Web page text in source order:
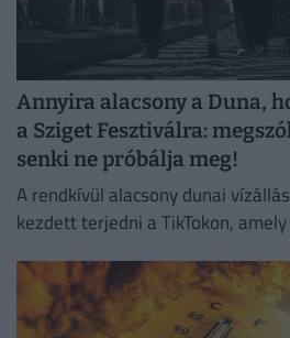
Annyira alacsony a Duna,
a Sziget Fesztiválra:
senki ne próbálja meg!
A rendkívül alacsony dunai
kezdett terjedni a TikTokon,